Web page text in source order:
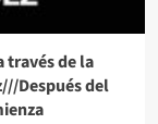
través de la
Después del